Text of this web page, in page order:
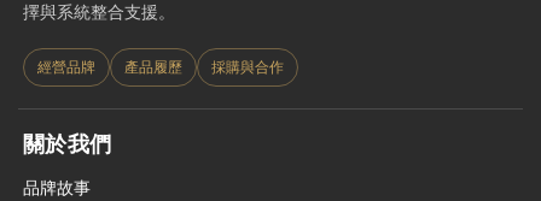
擇與系統整合支援。
經營品牌 產品履歷 採購與合作
關於我們
品牌故事